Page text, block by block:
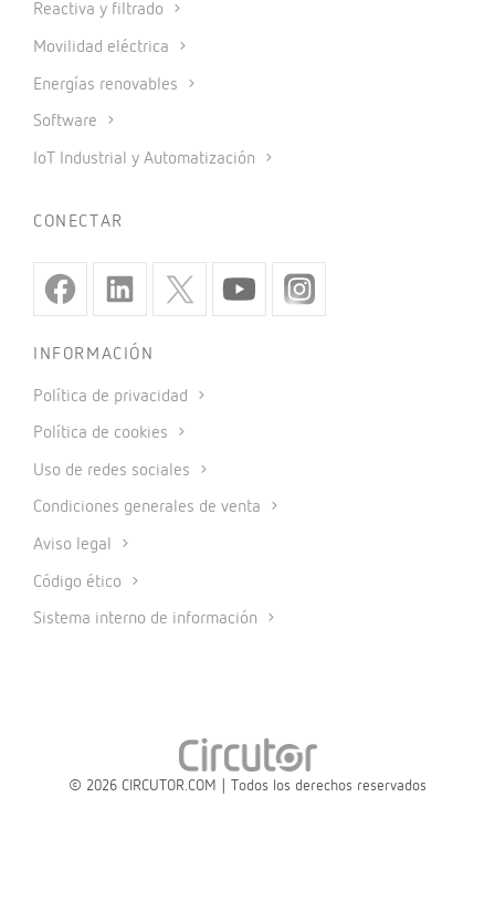
Reactiva y filtrado
Movilidad eléctrica
Energías renovables
Software
IoT Industrial y Automatización
CONECTAR
INFORMACIÓN
Política de privacidad
Política de cookies
Uso de redes sociales
Condiciones generales de venta
Aviso legal
Código ético
Sistema interno de información
© 2026 CIRCUTOR.COM | Todos los derechos reservados